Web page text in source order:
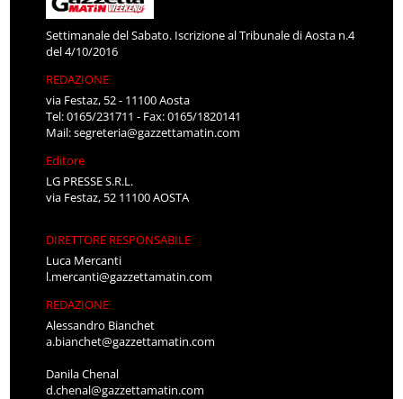
Settimanale del Sabato. Iscrizione al Tribunale di Aosta n.4
del 4/10/2016
REDAZIONE
via Festaz, 52 - 11100 Aosta
Tel: 0165/231711 - Fax: 0165/1820141
Mail:segreteria@gazzettamatin.com
Editore
LG PRESSE S.R.L.
via Festaz, 52 11100 AOSTA
DIRETTORE RESPONSABILE
Luca Mercanti
l.mercanti@gazzettamatin.com
REDAZIONE
Alessandro Bianchet
a.bianchet@gazzettamatin.com
Danila Chenal
d.chenal@gazzettamatin.com